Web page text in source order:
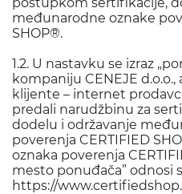
međunarodne oznake
SHOP®.
1.2. U nastavku se izraz
kompaniju CENEJE d.o.o.,
klijente – internet
predali narudžbinu za
dodelu i održavanje
poverenja CERTIFIED
oznaka poverenja
mesto ponuđača” odnosi
https://